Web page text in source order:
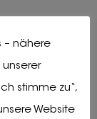
– nähere
unserer
stimme zu“,
Website